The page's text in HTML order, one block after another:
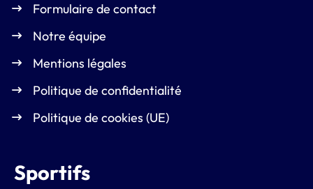
Formulaire de contact
Notre équipe
Mentions légales
Politique de confidentialité
Politique de cookies (UE)
Sportifs